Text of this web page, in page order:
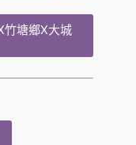
竹塘鄉X大城